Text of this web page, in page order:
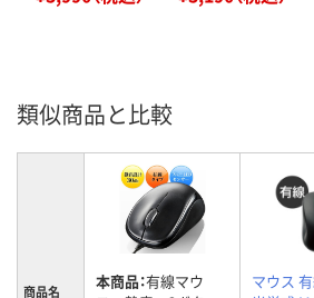
類似商品と比較
商品名 本商品：有線マウ
マウス